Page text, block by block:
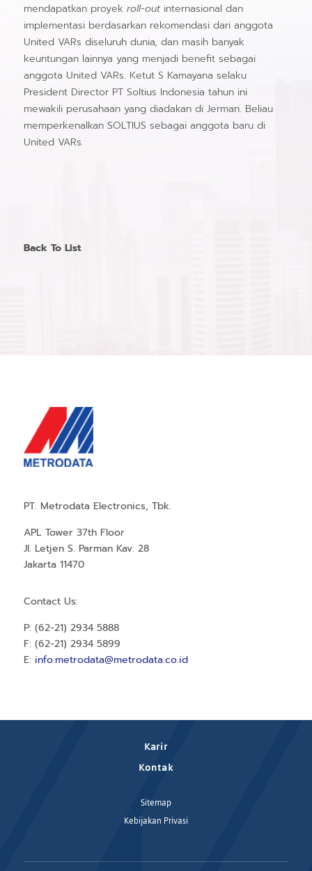
mendapatkan proyek roll-outinternasional dan
implementasi berdasarkan rekomendasi dari anggota
United VARs diseluruh dunia, dan masih banyak
keuntungan lainnya yang menjadi benefit sebagai
anggota United VARs. Ketut S Kamayana selaku
President Director PT Soltius Indonesia tahun ini
mewakili perusahaan yang diadakan di Jerman. Beliau
memperkenalkan SOLTIUS sebagai anggota baru di
United VARs.
Back To List
PT. Metrodata Electronics, Tbk.
APL Tower 37th Floor
Jl. Letjen S. Parman Kav. 28
Jakarta 11470
Contact Us:
P: (62-21) 2934 5888
F: (62-21) 2934 5899
E: info.metrodata@metrodata.co.id
Karir
Kontak
Sitemap
Kebijakan Privasi